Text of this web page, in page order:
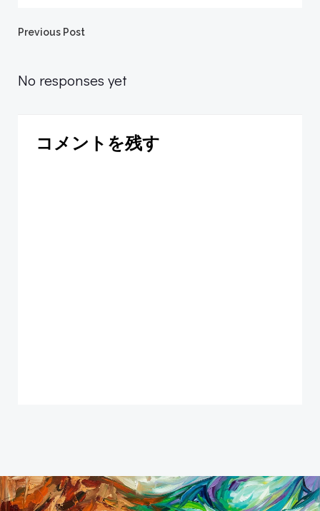
Post
navigation
Previous Post
No responses yet
コメントを残す